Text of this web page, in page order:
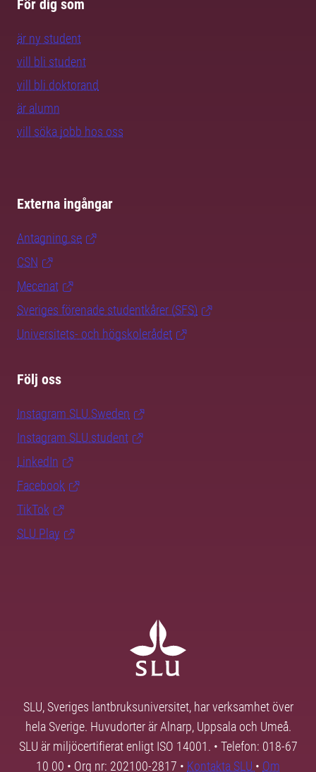
För dig som
är ny student
vill bli student
vill bli doktorand
är alumn
vill söka jobb hos oss
Externa ingångar
Antagning.se
CSN
Mecenat
Sveriges förenade studentkårer (SFS)
Universitets- och högskolerådet
Följ oss
Instagram SLU.Sweden
Instagram SLU.student
LinkedIn
Facebook
TikTok
SLU Play
SLU, Sveriges lantbruksuniversitet, har verksamhet över
hela Sverige. Huvudorter är Alnarp, Uppsala och Umeå.
SLU är miljöcertifierat enligt ISO 14001. • Telefon: 018-67
10 00 • Org nr: 202100-2817 • Kontakta SLU • Om